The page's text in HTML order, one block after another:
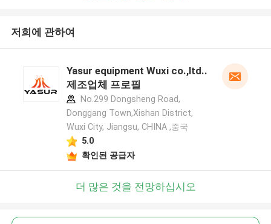
저희에 관하여
Yasur equipment Wuxi co.,ltd..
제조업체 프로필
No.299 Dongsheng Road,
Donggang Town,Xishan District,
Wuxi City, Jiangsu, CHINA ,중국
5.0
확인된 공급자
더 많은 것을 전망하십시오